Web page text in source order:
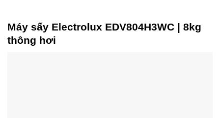
Máy sấy Electrolux EDV804H3WC | 8kg
thông hơi